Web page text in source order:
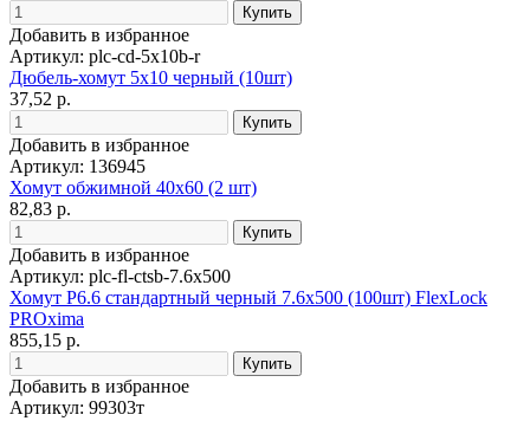
Добавить в избранное
Артикул: plc-cd-5x10b-r
Дюбель-хомут 5х10 черный (10шт)
37,52 р.
Добавить в избранное
Артикул: 136945
Хомут обжимной 40х60 (2 шт)
82,83 р.
Добавить в избранное
Артикул: plc-fl-ctsb-7.6x500
Хомут P6.6 стандартный черный 7.6x500 (100шт) FlexLock
PROxima
855,15 р.
Добавить в избранное
Артикул: 99303т